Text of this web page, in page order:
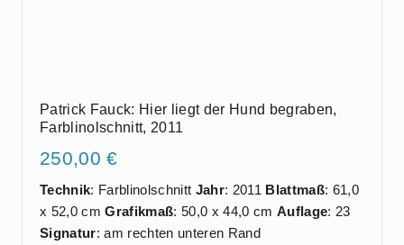
Patrick Fauck: Hier liegt der Hund begraben,
Farblinolschnitt, 2011
250,00€
Technik: Farblinolschnitt Jahr: 2011 Blattmaß: 61,0
x 52,0 cmGrafikmaß: 50,0 x 44,0 cmAuflage: 23
Signatur: am rechten unteren Rand